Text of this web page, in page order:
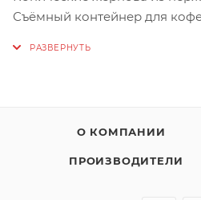
Съёмный контейнер для
Цифровое управление со
Мощность: 150 Вт
О КОМПАНИИ
ПРОИЗВОДИТЕЛИ